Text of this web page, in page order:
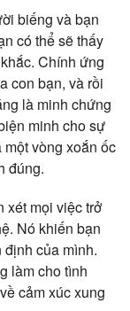
biếng và bạn
có thể sẽ thấy
Chính ứng
con bạn, và rồi
là minh chứng
minh cho sự
vòng xoắn ốc
đúng.
xét mọi việc trở
Nó khiến bạn
của mình.
làm cho tình
cảm xúc xung